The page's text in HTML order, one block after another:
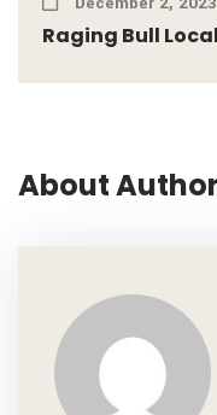
Raging Bull
About